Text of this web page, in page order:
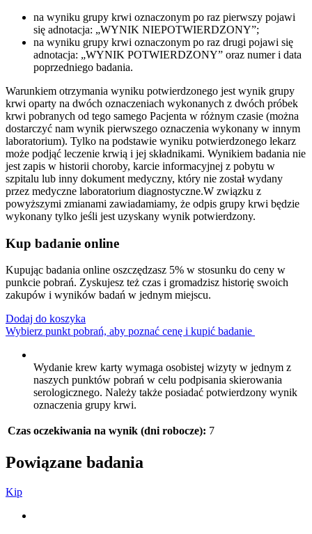
na wyniku grupy krwi oznaczonym po raz pierwszy pojawi
się adnotacja: „WYNIK NIEPOTWIERDZONY”;
na wyniku grupy krwi oznaczonym po raz drugi pojawi się
adnotacja: „WYNIK POTWIERDZONY” oraz numer i data
poprzedniego badania.
Warunkiem otrzymania wyniku potwierdzonego jest wynik grupy
krwi oparty na dwóch oznaczeniach wykonanych z dwóch próbek
krwi pobranych od tego samego Pacjenta w różnym czasie (można
dostarczyć nam wynik pierwszego oznaczenia wykonany w innym
laboratorium). Tylko na podstawie wyniku potwierdzonego lekarz
może podjąć leczenie krwią i jej składnikami. Wynikiem badania nie
jest zapis w historii choroby, karcie informacyjnej z pobytu w
szpitalu lub inny dokument medyczny, który nie został wydany
przez medyczne laboratorium diagnostyczne.W związku z
powyższymi zmianami zawiadamiamy, że odpis grupy krwi będzie
wykonany tylko jeśli jest uzyskany wynik potwierdzony.
Kup badanie online
Kupując badania online oszczędzasz 5% w stosunku do ceny w
punkcie pobrań. Zyskujesz też czas i gromadzisz historię swoich
zakupów i wyników badań w jednym miejscu.
Dodaj do koszyka
Wybierz punkt pobrań, aby poznać cenę i kupić badanie
Wydanie krew karty wymaga osobistej wizyty w jednym z
naszych punktów pobrań w celu podpisania skierowania
serologicznego. Należy także posiadać potwierdzony wynik
oznaczenia grupy krwi.
Czas oczekiwania na wynik (dni robocze): 7
Powiązane badania
Kip